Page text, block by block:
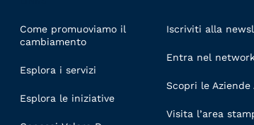
Come promuoviamo il
cambiamento
Esplora i servizi
Esplora le iniziative
Iscriviti alla
Entra nel
Scopri le Aziende
Visita l’area